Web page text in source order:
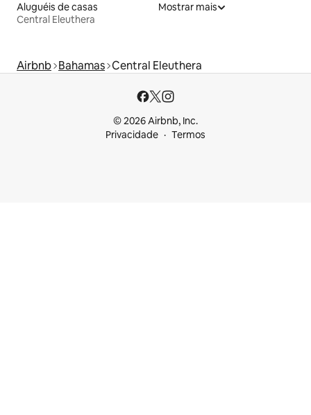
Aluguéis de casas
Central Eleuthera
Mostrar mais
Airbnb Bahamas Central Eleuthera
© 2026 Airbnb, Inc.
Privacidade
Termos